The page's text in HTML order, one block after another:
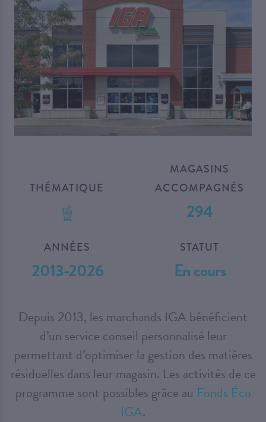
THÉMATIQUE
MAGASINS
ACCOMPAGNÉS
294
ANNÉES
2013-2026
STATUT
En cours
Depuis 2013, les marchands IGA bénéficient
d’un service conseil personnalisé leur
permettant d’optimiser la gestion des matières
résiduelles dans leur magasin. Les activités de ce
programme sont possibles grâce au Fonds Éco
IGA.